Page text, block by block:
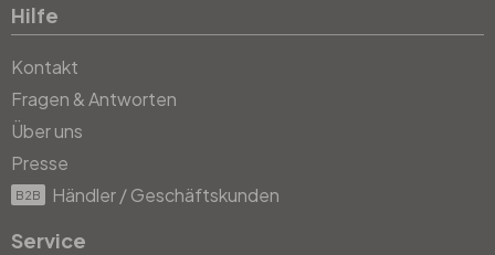
Hilfe
Kontakt
Fragen & Antworten
Über uns
Presse
B2B Händler / Geschäftskunden
Service